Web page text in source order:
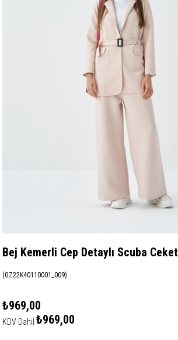
Bej Kemerli Cep Detaylı Scuba Ceket
(GZ22K40110001_009)
₺969,00
KDV Dahil ₺969,00